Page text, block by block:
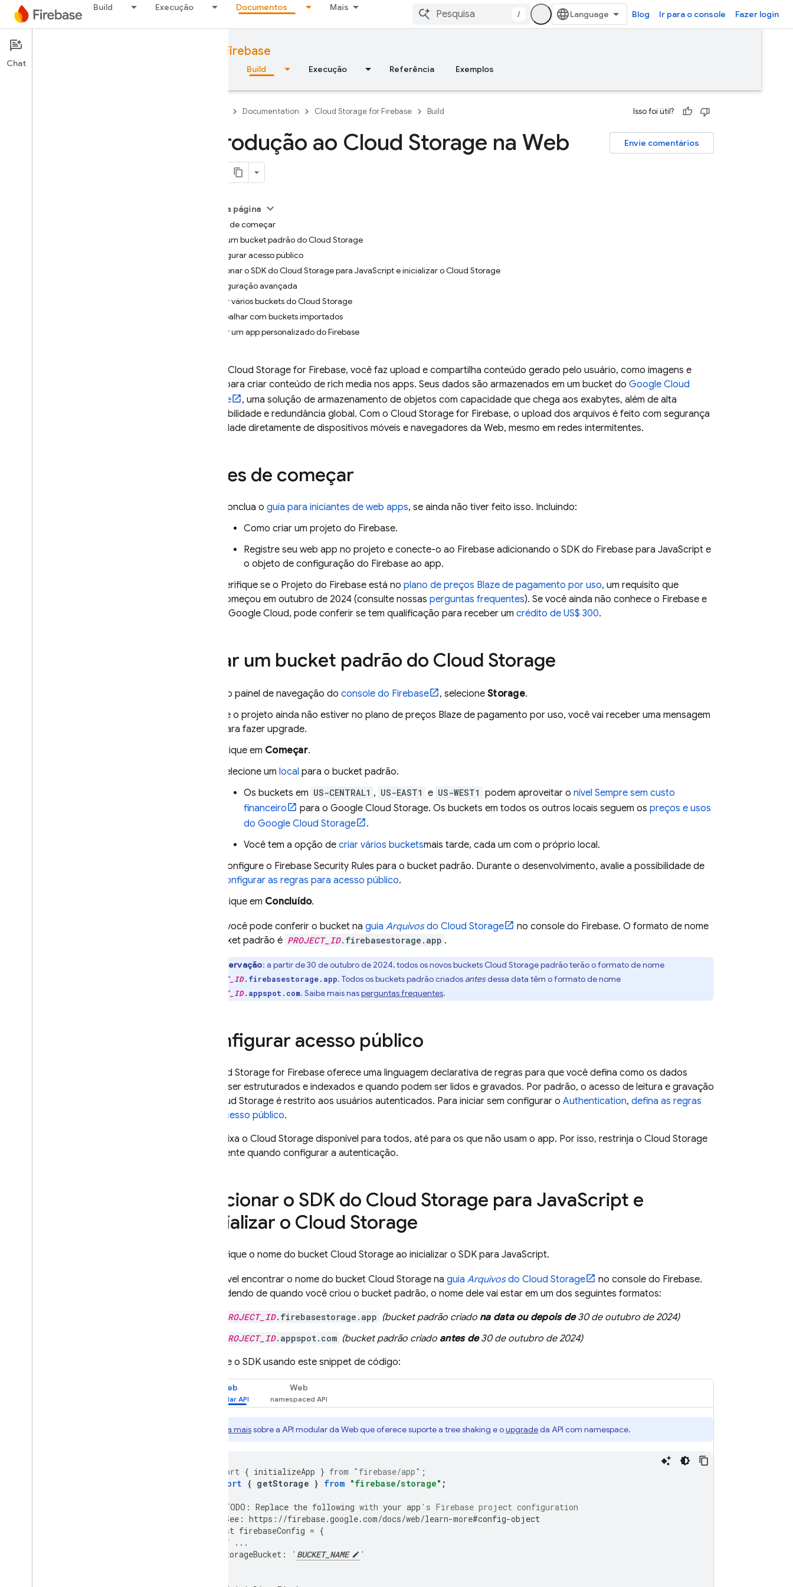
Build Execução Documentos Mais
/ Blog Ir para o console Fazer login
Documentation Cloud Storage for Firebase
Visão geral Build Execução Referência Exemplos
Documentation Cloud Storage for Firebase Build Isso foi útil?
Envie comentários
Introdução ao Cloud Storage na Web
Nesta página
Antes de começar
Criar um bucket padrão do Cloud Storage
Configurar acesso público
Adicionar o SDK do Cloud Storage para JavaScript e inicializar o Cloud Storage
Configuração avançada
Usar vários buckets do Cloud Storage
Trabalhar com buckets importados
Usar um app personalizado do Firebase
Cloud Storage for Firebase, você faz upload e compartilha conteúdo gerado pelo usuário, como imagens e
vídeo, para criar conteúdo de rich media nos apps. Seus dados são armazenados em um bucket do Google Cloud
Storage
, uma solução de armazenamento de objetos com capacidade que chega aos exabytes, além de alta
disponibilidade e redundância global. Com o Cloud Storage for Firebase, o upload dos arquivos é feito com segurança
e facilidade diretamente de dispositivos móveis e navegadores da Web, mesmo em redes intermitentes.
Antes de começar
Conclua o guia para iniciantes de web apps, se ainda não tiver feito isso. Incluindo:
Como criar um projeto do Firebase.
Registre seu web app no projeto e conecte-o ao Firebase adicionando o SDK do Firebase para JavaScript e
o objeto de configuração do Firebase ao app.
Verifique se o Projeto do Firebase está no plano de preços Blaze de pagamento por uso, um requisito que
começou em outubro de 2024 (consulte nossas perguntas frequentes). Se você ainda não conhece o Firebase e
o Google Cloud, pode conferir se tem qualificação para receber um crédito de US$ 300.
Criar um bucket padrão do Cloud Storage
No painel de navegação do console do Firebase , selecione Storage.
Se o projeto ainda não estiver no plano de preços Blaze de pagamento por uso, você vai receber uma mensagem
para fazer upgrade.
Clique em Começar.
Selecione um local para o bucket padrão.
Os buckets em US-CENTRAL1 , US-EAST1 e US-WEST1 podem aproveitar o nível Sempre sem custo
financeiro
para o Google Cloud Storage. Os buckets em todos os outros locais seguem os preços e usos
do Google Cloud Storage
.
Você tem a opção de criar vários bucketsmais tarde, cada um com o próprio local.
Configure o Firebase Security Rules para o bucket padrão. Durante o desenvolvimento, avalie a possibilidade de
configurar as regras para acesso público.
Clique em Concluído.
Agora você pode conferir o bucket na guia Arquivosdo Cloud Storage no console do Firebase. O formato de nome
do bucket padrão é PROJECT_ID.firebasestorage.app .
Observação: a partir de30 de outubro de 2024, todos os novos buckets Cloud Storagepadrão terão o formato de nome
PROJECT_ID.firebasestorage.app. Todos os buckets padrão criados antesdessa data têm o formato de nome
PROJECT_ID.appspot.com. Saiba mais nasperguntas frequentes.
Configurar acesso público
Cloud Storage for Firebase oferece uma linguagem declarativa de regras para que você defina como os dados
devem ser estruturados e indexados e quando podem ser lidos e gravados. Por padrão, o acesso de leitura e gravação
Cloud Storage é restrito aos usuários autenticados. Para iniciar sem configurar o Authentication, defina as regras
para acesso público.
Isso deixa o Cloud Storage disponível para todos, até para os que não usam o app. Por isso, restrinja o Cloud Storage
novamente quando configurar a autenticação.
Adicionar o SDK do Cloud Storage para JavaScript e
inicializar o Cloud Storage
Especifique o nome do bucket Cloud Storage ao inicializar o SDK para JavaScript.
É possível encontrar o nome do bucket Cloud Storage na guia Arquivosdo Cloud Storage no console do Firebase.
Dependendo de quando você criou o bucket padrão, o nome dele vai estar em um dos seguintes formatos:
PROJECT_ID.firebasestorage.app (bucket padrão criado na data ou depois de 30 de outubro de 2024)
PROJECT_ID.appspot.com (bucket padrão criado antes de 30 de outubro de 2024)
Inicialize o SDK usando este snippet de código:
Web Web
Saiba maissobre a API modular da Web que oferece suporte a tree shaking e oupgradeda API com namespace.
import { initializeApp } from "firebase/app" ;
import { getStorage } from "firebase/storage" ;
TODO : Replace the following with your app 's Firebase project configuration
See : https : //firebase.google.com/docs/web/learn-more#config-object
const firebaseConfig = {
//
...
storageBucket : ' BUCKET_NAME
'
Chat